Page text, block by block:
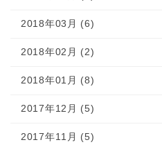
2018年03月 (6)
2018年02月 (2)
2018年01月 (8)
2017年12月 (5)
2017年11月 (5)